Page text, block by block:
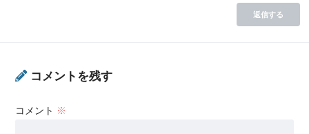
返信する
コメントを残す
コメント ※